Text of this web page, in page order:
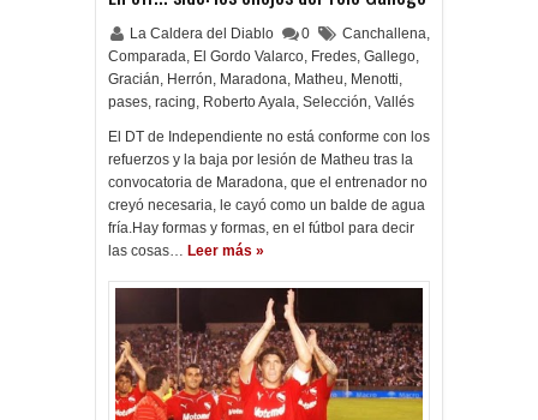
La Caldera del Diablo 0 Canchallena,
Comparada, El Gordo Valarco, Fredes, Gallego,
Gracián, Herrón, Maradona, Matheu, Menotti,
pases, racing, Roberto Ayala, Selección, Vallés
El DT de Independiente no está conforme con los
refuerzos y la baja por lesión de Matheu tras la
convocatoria de Maradona, que el entrenador no
creyó necesaria, le cayó como un balde de agua
fría.Hay formas y formas, en el fútbol para decir
las cosas… Leer más »